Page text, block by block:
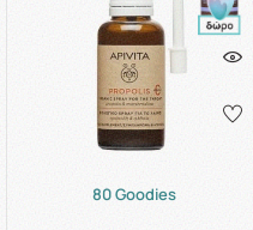
80 Goodies